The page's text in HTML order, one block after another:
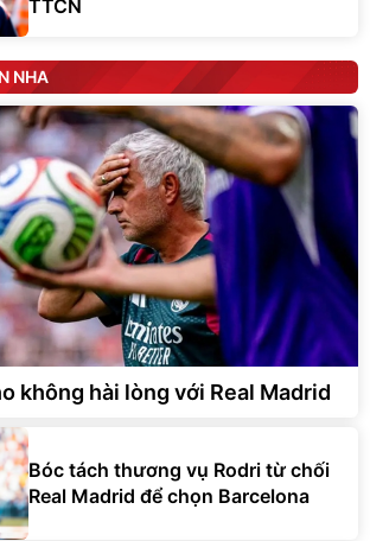
TTCN
NHA
không hài lòng với Real Madrid
Bóc tách thương vụ Rodri từ chối
Real Madrid để chọn Barcelona